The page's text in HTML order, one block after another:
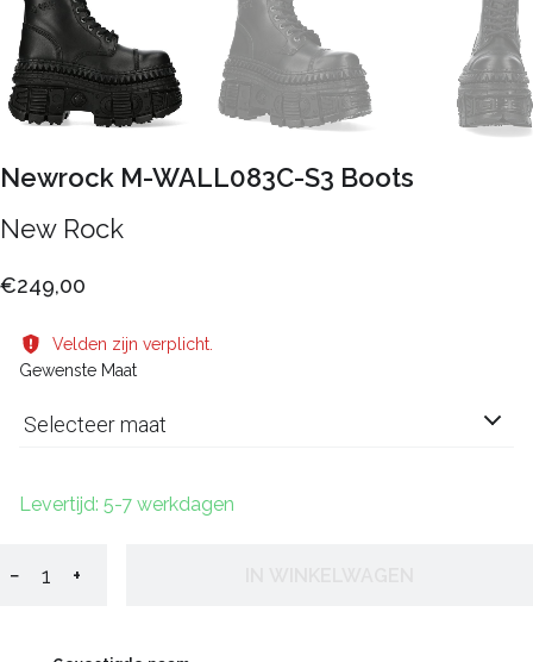
Newrock M-WALL083C-S3 Boots
New Rock
€249,00
Velden zijn verplicht.
Gewenste Maat
Selecteer maat
Levertijd: 5-7 werkdagen
− +